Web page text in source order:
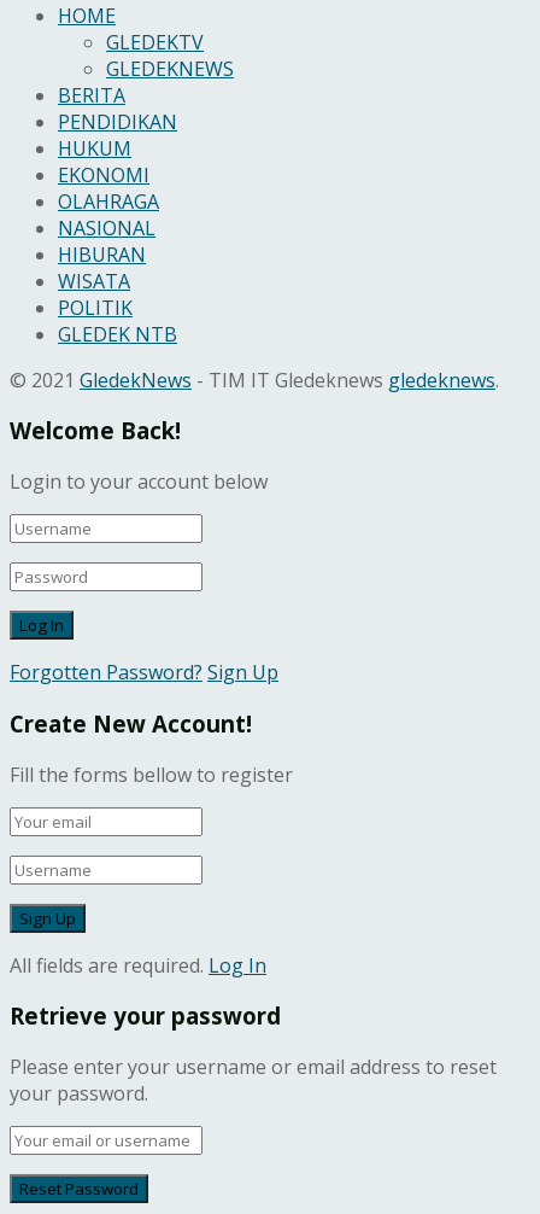
HOME
GLEDEKTV
GLEDEKNEWS
BERITA
PENDIDIKAN
HUKUM
EKONOMI
OLAHRAGA
NASIONAL
HIBURAN
WISATA
POLITIK
GLEDEK NTB
© 2021 GledekNews - TIM IT Gledeknews gledeknews.
Welcome Back!
Login to your account below
Forgotten Password? Sign Up
Create New Account!
Fill the forms bellow to register
All fields are required. Log In
Retrieve your password
Please enter your username or email address to reset
your password.